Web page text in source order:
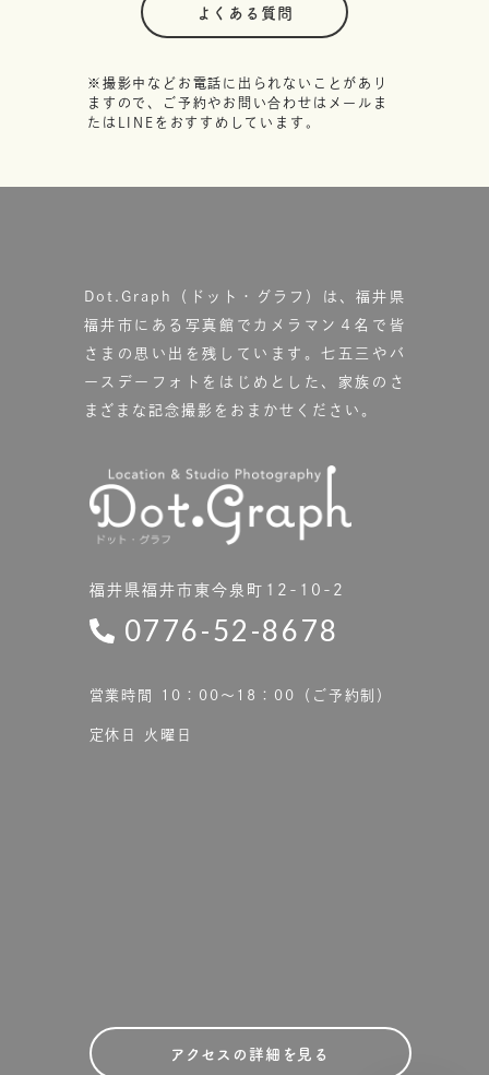
よくある質問
※撮影中などお電話に出られないことがあり
ますので、ご予約やお問い合わせはメールま
たはLINEをおすすめしています。
Dot.Graph（ドット・グラフ）は、福井県
福井市にある写真館で カメラマン４名で皆
さまの思い出を残しています。七五三やバ
ースデーフォトをはじめとした、家族のさ
まざまな記念撮影をおまかせください。
福井県福井市東今泉町12-10-2
0776-52-8678
営業時間 10：00〜18：00（ご予約制）
定休日 火曜日
アクセスの詳細を見る